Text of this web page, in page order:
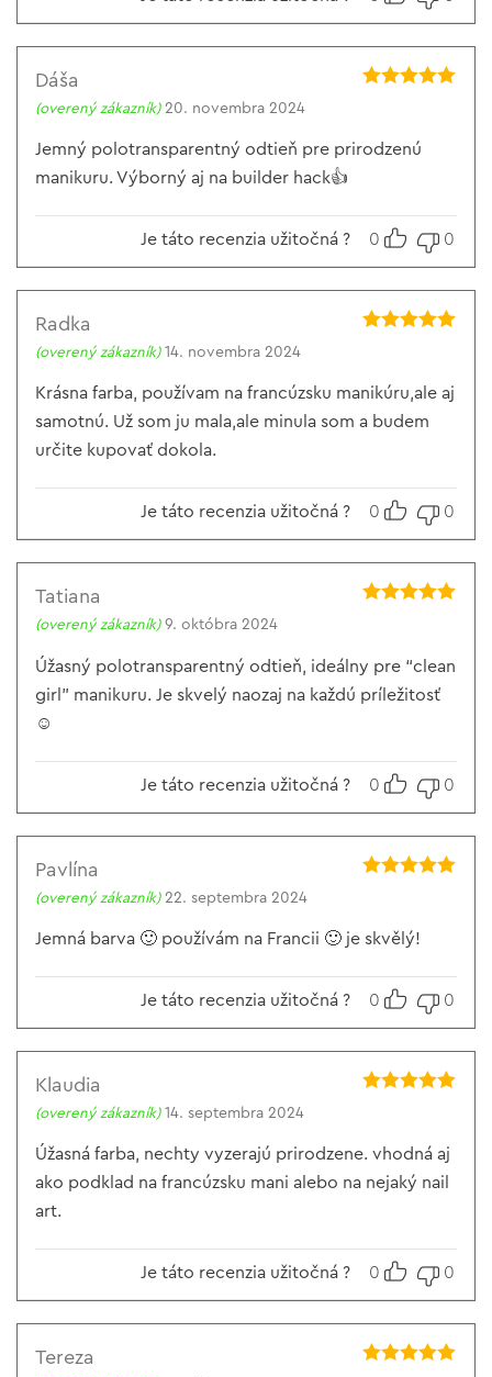
Dáša
(overený zákazník) 20. novembra 2024
Jemný polotransparentný odtieň pre prirodzenú
manikuru. Výborný aj na builder hack👍
Je táto recenzia užitočná ? 0 0
Radka
(overený zákazník) 14. novembra 2024
Krásna farba, používam na francúzsku manikúru,ale aj
samotnú. Už som ju mala,ale minula som a budem
určite kupovať dokola.
Je táto recenzia užitočná ? 0 0
Tatiana
(overený zákazník) 9. októbra 2024
Úžasný polotransparentný odtieň, ideálny pre “clean
girl” manikuru. Je skvelý naozaj na každú príležitosť
☺️
Je táto recenzia užitočná ? 0 0
Pavlína
(overený zákazník) 22. septembra 2024
Jemná barva 🙂 používám na Francii 🙂 je skvělý!
Je táto recenzia užitočná ? 0 0
Klaudia
(overený zákazník) 14. septembra 2024
Úžasná farba, nechty vyzerajú prirodzene. vhodná aj
ako podklad na francúzsku mani alebo na nejaký nail
art.
Je táto recenzia užitočná ? 0 0
Tereza